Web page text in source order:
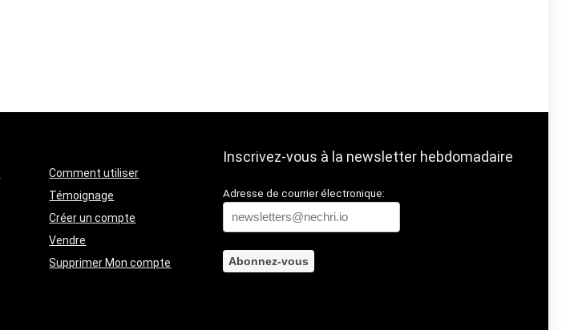
Comment utiliser
Témoignage
Créer un compte
Vendre
Supprimer Mon compte
Inscrivez-vous à la newsletter hebdomadaire
Adresse de courrier électronique: